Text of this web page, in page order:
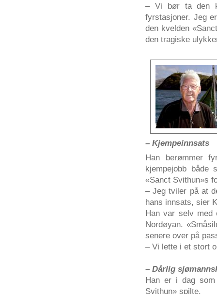
– Vi bør ta den
fyrstasjoner. Jeg
den kvelden
den tragiske
– Kjempeinnsats
Han berømmer
kjempejobb både
«Sanct Svithun»s
– Jeg tviler på at
hans innsats, sier
Han var selv med
Nordøyan.
senere over på
– Vi lette i et stort
– Dårlig
Han er i dag
Svithun» spilte.